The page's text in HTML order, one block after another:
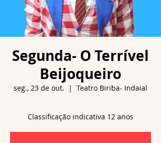
Segunda- O Terrível
Beijoqueiro
seg., 23 de out.
  |
Teatro Biriba- Indaial